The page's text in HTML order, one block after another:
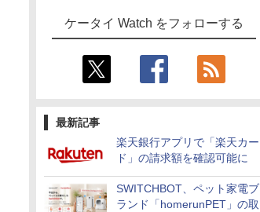
ケータイ Watch をフォローする
最新記事
楽天銀行アプリで「楽天カー
ド」の請求額を確認可能に
SWITCHBOT、ペット家電ブ
ランド「homerunPET」の取